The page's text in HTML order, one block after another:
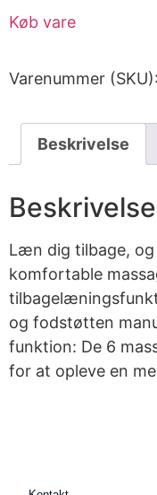
Køb vare
Varenummer (SKU):
Beskrivelse
Beskrivelse
Læn dig tilbage,
komfortable
og fodstøtten
funktion: De 6
for at opleve en